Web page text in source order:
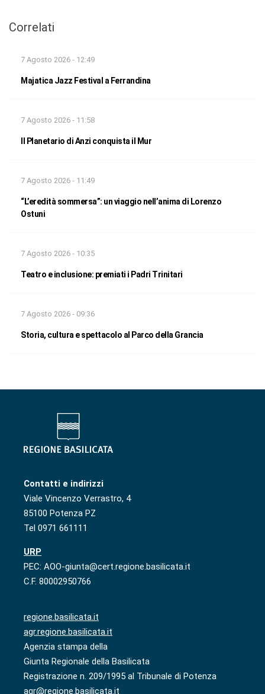
Correlati
7 Agosto 2026 - 12:49
Majatica Jazz Festival a Ferrandina
7 Agosto 2026 - 11:58
Il Planetario di Anzi conquista il Mur
7 Agosto 2026 - 11:49
“L’eredità sommersa”: un viaggio nell’anima di Lorenzo
Ostuni
7 Agosto 2026 - 10:35
Teatro e inclusione: premiati i Padri Trinitari
7 Agosto 2026 - 09:36
Storia, cultura e spettacolo al Parco della Grancia
Contatti e indirizzi
Viale Vincenzo Verrastro, 4
85100 Potenza PZ
Tel 0971 661111
URP
PEC: AOO-giunta@cert.regione.basilicata.it
C.F. 80002950766
regione.basilicata.it
agr.regione.basilicata.it
Agenzia stampa della
Giunta Regionale della Basilicata
Registrazione n. 209/1995 al Tribunale di Potenza
agr@regione.basilicata.it